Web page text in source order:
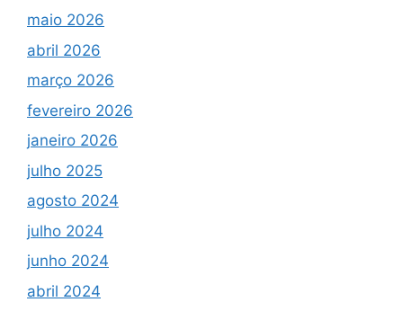
maio 2026
abril 2026
março 2026
fevereiro 2026
janeiro 2026
julho 2025
agosto 2024
julho 2024
junho 2024
abril 2024